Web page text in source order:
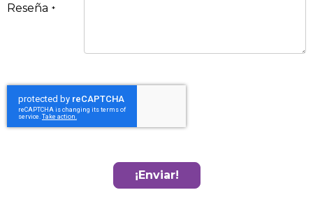
Reseña
¡Enviar!